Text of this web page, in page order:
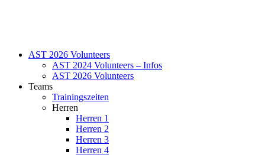
AST 2026 Volunteers
AST 2024 Volunteers – Infos
AST 2026 Volunteers
Teams
Trainingszeiten
Herren
Herren 1
Herren 2
Herren 3
Herren 4